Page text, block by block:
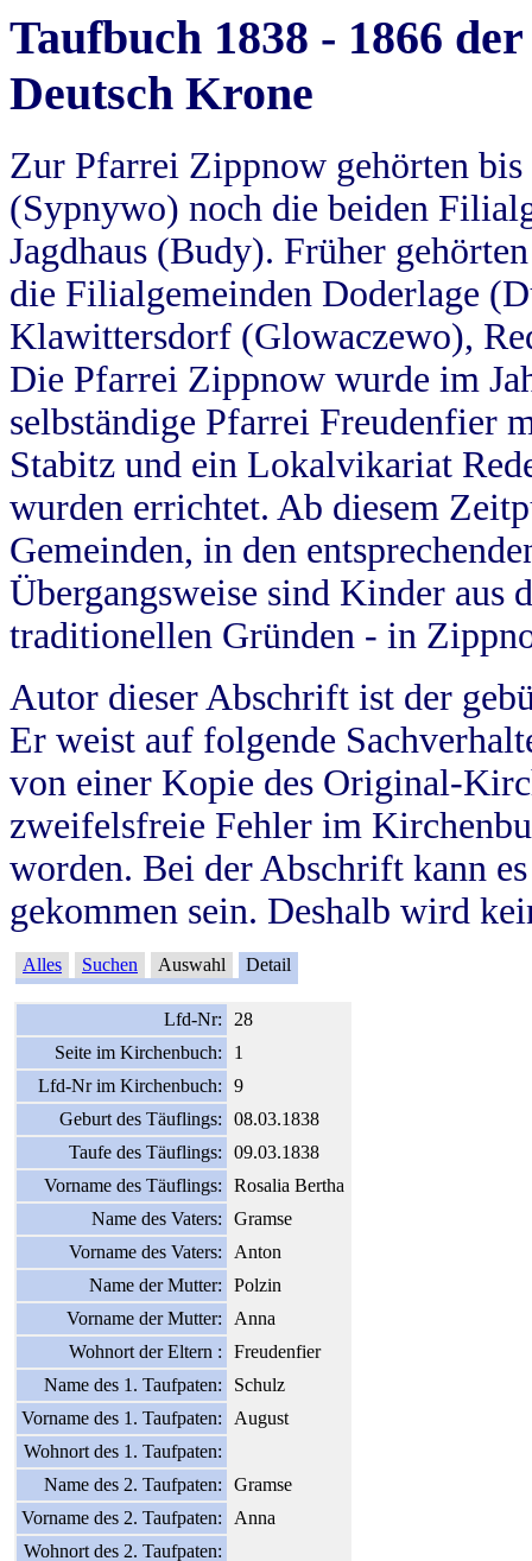
Taufbuch 1838 - 1866
Deutsch Krone
Zur Pfarrei Zippnow gehörten
(Sypnywo) noch die beiden
Jagdhaus (Budy). Früher
die Filialgemeinden Doderlage
Klawittersdorf (Glowaczewo),
Die Pfarrei Zippnow wurde im
selbständige Pfarrei Freudenfier
Stabitz und ein Lokalvikariat
wurden errichtet. Ab diesem
Gemeinden, in den
Übergangsweise sind Kinder aus
traditionellen Gründen - in
Autor dieser Abschrift ist der
Er weist auf folgende
von einer Kopie des Original-
zweifelsfreie Fehler im
worden. Bei der Abschrift kann
gekommen sein. Deshalb wird
Alles Suchen Auswahl Detail
Lfd-Nr:
28
Seite im Kirchenbuch:
1
Lfd-Nr im Kirchenbuch:
9
Geburt des Täuflings:
08.03.1838
Taufe des Täuflings:
09.03.1838
Vorname des Täuflings:
Rosalia Bertha
Name des Vaters:
Gramse
Vorname des Vaters:
Anton
Name der Mutter:
Polzin
Vorname der Mutter:
Anna
Wohnort der Eltern :
Freudenfier
Name des 1. Taufpaten:
Schulz
Vorname des 1. Taufpaten:
August
Wohnort des 1. Taufpaten:
Name des 2. Taufpaten:
Gramse
Vorname des 2. Taufpaten:
Anna
Wohnort des 2. Taufpaten: